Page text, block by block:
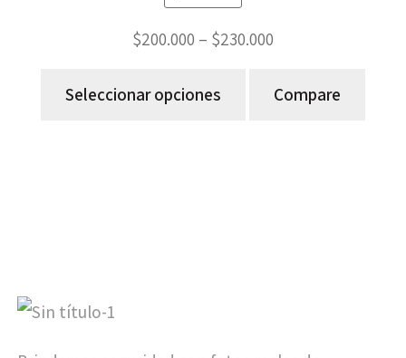
$200.000 – $230.000
Seleccionar opciones Compare